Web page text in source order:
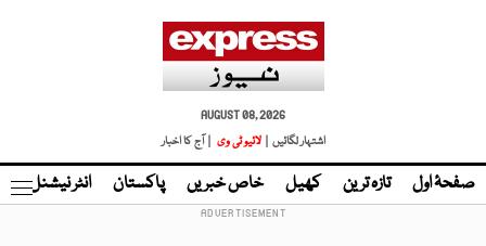
AUGUST 08, 2026
اشتہار لگائیں |
لائیو ٹی وی | آج کا اخبار
صفحۂ اول تازہ ترین کھیل خاص خبریں پاکستان انٹر نیشنل